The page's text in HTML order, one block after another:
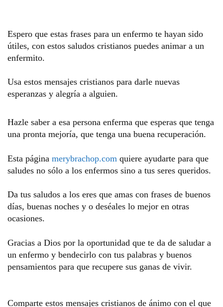
Espero que estas frases para un enfermo te hayan sido
útiles, con estos saludos cristianos puedes animar a un
enfermito.
Usa estos mensajes cristianos para darle nuevas
esperanzas y alegría a alguien.
Hazle saber a esa persona enferma que esperas que tenga
una pronta mejoría, que tenga una buena recuperación.
Esta página merybrachop.com quiere ayudarte para que
saludes no sólo a los enfermos sino a tus seres queridos.
Da tus saludos a los eres que amas con frases de buenos
días, buenas noches y o deséales lo mejor en otras
ocasiones.
Gracias a Dios por la oportunidad que te da de saludar a
un enfermo y bendecirlo con tus palabras y buenos
pensamientos para que recupere sus ganas de vivir.
Comparte estos mensajes cristianos de ánimo con el que